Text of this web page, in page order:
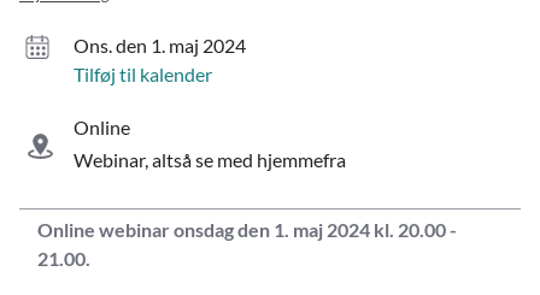
ons. den 1. maj 2024
Tilføj til kalender
Online
Webinar, altså se med hjemmefra
Online webinar onsdag den 1. maj 2024 kl. 20.00 -
21.00.